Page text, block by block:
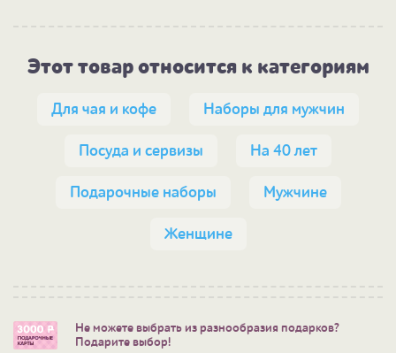
Этот товар относится к категориям
Для чая и кофе Наборы для мужчин
Посуда и сервизы На 40 лет
Подарочные наборы Мужчине
Женщине
Не можете выбрать из разнообразия подарков?
Подарите выбор!